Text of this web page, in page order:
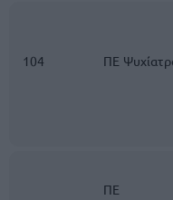
104 ΠΕ
ΠΕ